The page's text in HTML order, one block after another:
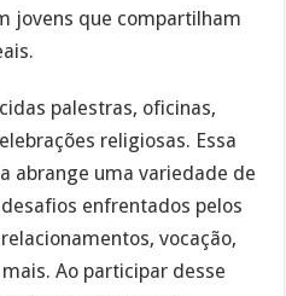
jovens que compartilham
palestras, oficinas,
religiosas. Essa
abrange uma variedade de
enfrentados pelos
vocação,
Ao participar desse